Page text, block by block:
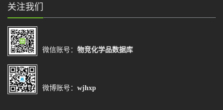
关注我们
微信账号： 物竞化学品数据库
微博账号： wjhxp